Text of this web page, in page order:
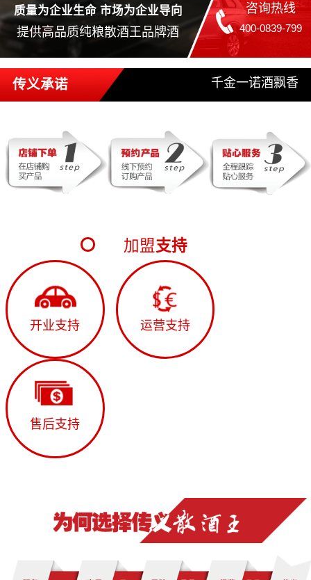
质量为企业生命 市场为企业导向
提供高品质纯粮散酒王品牌酒
咨询热线
400-0839-799
传义承诺 千金一诺酒飘香
加盟支持
开业支持 运营支持
售后支持